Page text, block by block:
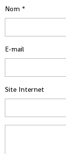
Nom
E-mail
Site Internet